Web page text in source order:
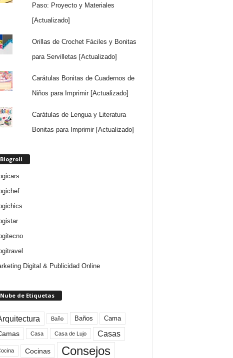
Paso: Proyecto y Materiales
[Actualizado]
Orillas de Crochet Fáciles y Bonitas
para Servilletas [Actualizado]
Carátulas Bonitas de Cuadernos de
Niños para Imprimir [Actualizado]
Carátulas de Lengua y Literatura
Bonitas para Imprimir [Actualizado]
Blogroll
Digital & Publicidad Online
Nube de Etiquetas
Baño Baños Cama
Casa Casa de Lujo Casas
Cocinas Consejos